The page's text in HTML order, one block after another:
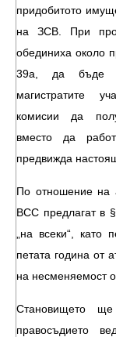
придобитото
на ЗСВ. При
обединиха около
39а, да бъде
магистратите
комисии да
вместо да
предвижда
По отношение на
ВСС предлагат в
„на всеки“, като
петата година от
на несменяемост
Становището
правосъдието